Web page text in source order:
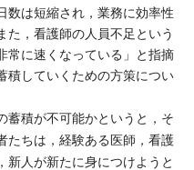
数は短縮され，業務に効率性
た，看護師の人員不足という
常に速くなっている」と指摘
積していくための方策につい
積が不可能かというと，そ
たちは，経験ある医師，看護
新人が新たに身につけようと